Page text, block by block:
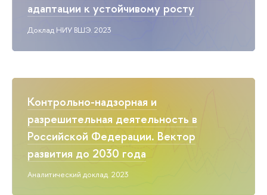
адаптации к устойчивому росту
Доклад НИУ ВШЭ. 2023
Контрольно-надзорная и
разрешительная деятельность в
Российской Федерации. Вектор
развития до 2030 года
Аналитический доклад. 2023